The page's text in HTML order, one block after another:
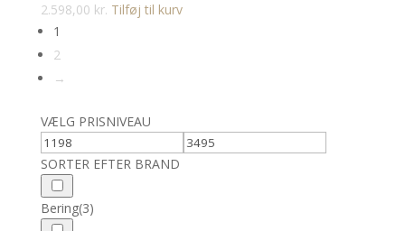
2.598,00 kr. Tilføj til kurv
1
2
→
VÆLG PRISNIVEAU
SORTER EFTER BRAND
Bering(3)